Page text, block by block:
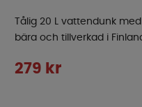
Tålig 20 L vattendunk
bära och tillverkad i
279 kr